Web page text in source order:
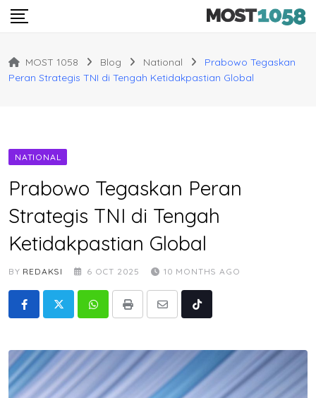
Skip
MOST 1058 Blog National
Prabowo Tegaskan
Peran Strategis TNI di Tengah Ketidakpastian Global
NATIONAL
Prabowo Tegaskan Peran
Strategis TNI di Tengah
Ketidakpastian Global
BY REDAKSI 6 OCT 2025 10 MONTHS AGO
WhatsappPrint
Share
Tiktok